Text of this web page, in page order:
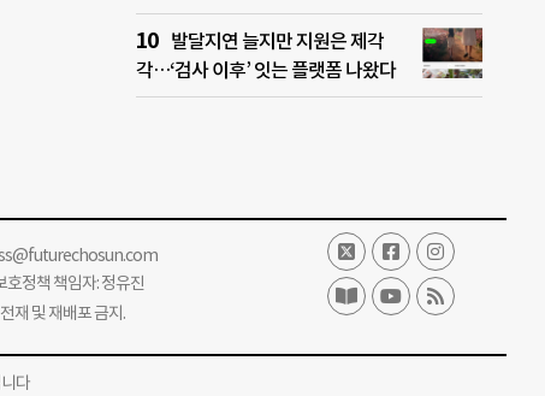
발달지연 늘지만 지원은 제각
각…‘검사 이후’ 잇는 플랫폼 나왔다
정책 책임자: 정유진
및 재배포 금지.
다